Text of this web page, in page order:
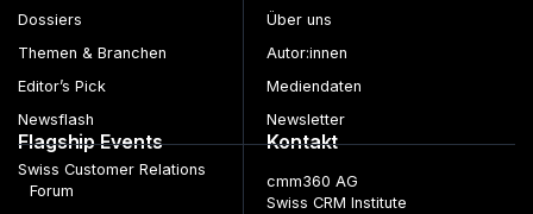
Dossiers
Themen & Branchen
Editor’s Pick
Newsflash
Über uns
Autor:innen
Mediendaten
Newsletter
Flagship Events
Swiss Customer Relations
Forum
Kontakt
cmm360 AG
Swiss CRM Institute